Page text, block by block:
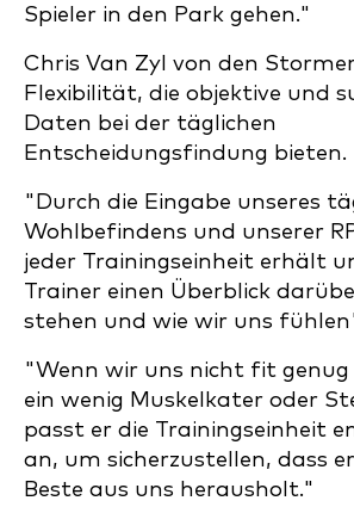
Spieler in den Park gehen."
Chris Van Zyl von den
Flexibilität, die objektive und
Daten bei der täglichen
Entscheidungsfindung bieten.
"Durch die Eingabe unseres
Wohlbefindens und unserer
jeder Trainingseinheit erhält
Trainer einen Überblick
stehen und wie wir uns
"Wenn wir uns nicht fit
ein wenig Muskelkater oder
passt er die Trainingseinheit
an, um sicherzustellen, dass
Beste aus uns herausholt."